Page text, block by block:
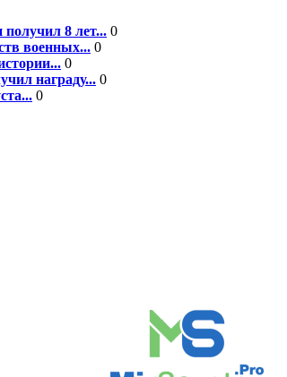
8 лет... 0
военных... 0
0
награду... 0
0